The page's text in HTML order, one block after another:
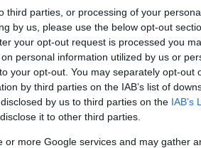
third parties, or processing of your
by us, please use the below opt-out
your opt-out request is processed you
personal information utilized by us or
your opt-out. You may separately opt-out
by third parties on the IAB’s list of
by us to third parties on the IAB’s
it to other third parties.
or more Google services and may gather